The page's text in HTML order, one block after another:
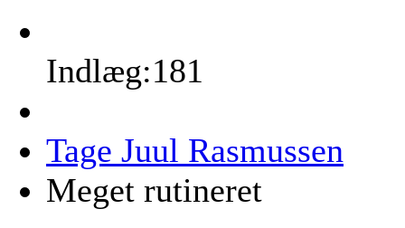
Indlæg:181
Tage Juul Rasmussen
Meget rutineret